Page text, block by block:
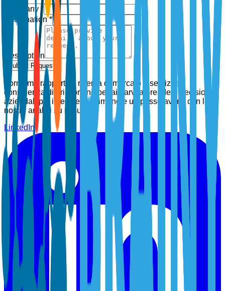
Company *
Designation *
Description
Submit Request
Forniamo rapporti di ricerca di mercato e servizi di
consulenza di prim'ordine per aiutarvi a prendere decisioni
aziendali più intelligenti. Rimanete un passo avanti con le
nostre analisi su misura.
LinkedIn